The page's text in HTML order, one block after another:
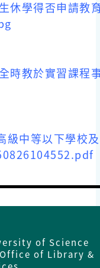
休學得否申請教
時教於實習課程
級中等以下學校
of Science
of Library &